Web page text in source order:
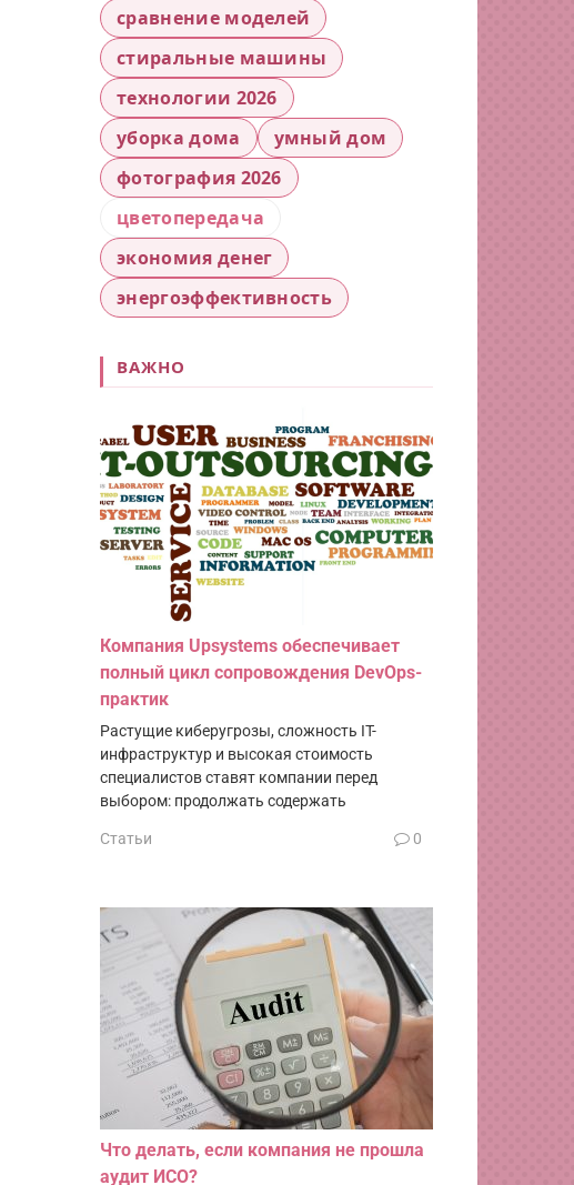
сравнение моделей
стиральные машины
технологии 2026
уборка дома
умный дом
фотография 2026
цветопередача
экономия денег
энергоэффективность
ВАЖНО
Компания Upsystems обеспечивает
полный цикл сопровождения DevOps-
практик
Растущие киберугрозы, сложность IT-
инфраструктур и высокая стоимость
специалистов ставят компании перед
выбором: продолжать содержать
Статьи 0
Что делать, если компания не прошла
аудит ИСО?